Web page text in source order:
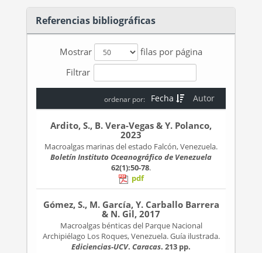
Referencias bibliográficas
Mostrar
filas por página
Filtrar
Autor
Fecha
ordenar por:
Ardito, S., B. Vera-Vegas & Y. Polanco,
2023
Macroalgas marinas del estado Falcón, Venezuela.
Boletín Instituto Oceanográfico de Venezuela
62(1):50-78.
pdf
Gómez, S., M. García, Y. Carballo Barrera
& N. Gil, 2017
Macroalgas bénticas del Parque Nacional
Archipiélago Los Roques, Venezuela. Guía ilustrada.
Ediciencias-UCV. Caracas. 213 pp.